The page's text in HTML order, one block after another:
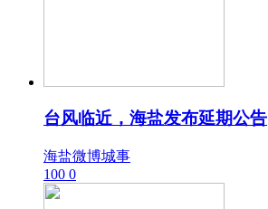
台风临近，海盐发布延期公告
海盐微博城事
100 0